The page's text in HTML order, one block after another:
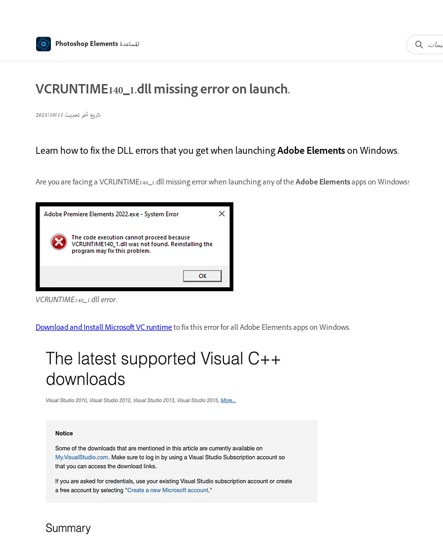
Photoshop Elements المساعدة
VCRUNTIME140_1.dll missing error on launch.
تاريخ آخر تحديث11‏/10‏/2021
Learn how to fix the DLL errors that you get when launchingAdobe Elementson Windows.
Are you are facing a VCRUNTIME140_1.dll missing error when launching any of theAdobe Elementsapps on Windows?
VCRUNTIME140_1.dll error.
Download and Install Microsoft VC runtimeto fix this error for all Adobe Elements apps on Windows.